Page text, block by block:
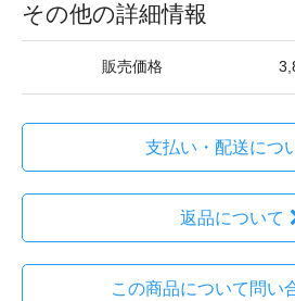
その他の詳細情報
販売価格
支払い・配送につ
返品について
この商品について問い